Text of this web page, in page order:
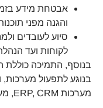
אבטחת מידע
והגנה מפני
סיוע לעובדים
לקוחות ועד
בנוסף, התמיכה כוללת
בנוגע לתפעול מערכות,
מערכות ERP, CRM, מערכות קופות ועוד.